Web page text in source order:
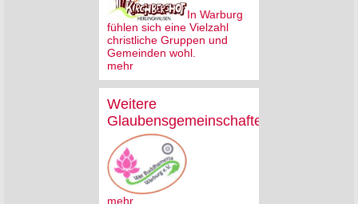
In Warburg
fühlen sich eine Vielzahl
christliche Gruppen und
Gemeinden wohl.
mehr
Weitere
Glaubensgemeinschaften
mehr